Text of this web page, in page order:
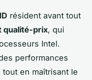
résident avant tout
qualité-prix, qui
Intel.
performances
en maîtrisant le